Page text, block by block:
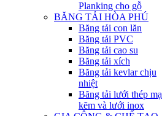
Planking cho gỗ
BĂNG TẢI HÒA PHÚ
Băng tải con lăn
Băng tải PVC
Băng tải cao su
Băng tải xích
Băng tải kevlar chịu
nhiệt
Băng tải lưới thép mạ
kẽm và lưới inox